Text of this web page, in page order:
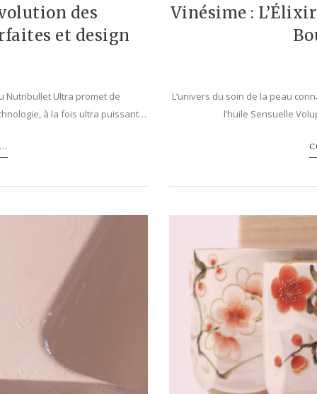
des
et design
Nutribullet Ultra promet de
à la fois ultra puissant…
Vinésime :
L’univers du soin de la peau
l’huile Sensuelle